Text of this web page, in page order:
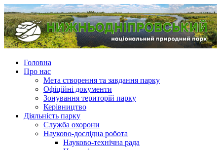
Головна
Про нас
Мета створення та завдання парку
Офіційні документи
Зонування територій парку
Керівництво
Діяльність парку
Служба охорони
Науково-дослідна робота
Науково-технічна рада